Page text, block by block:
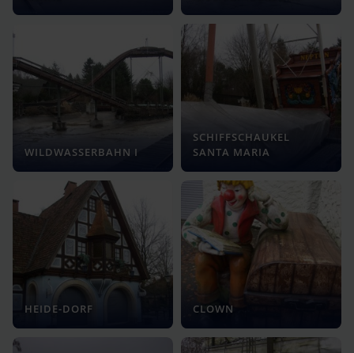
WILDWASSERBAHN I
SCHIFFSCHAUKEL
SANTA MARIA
HEIDE-DORF CLOWN